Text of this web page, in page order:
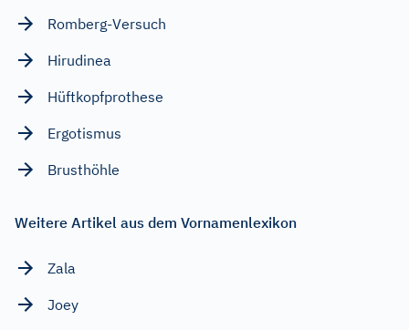
Romberg-Versuch
Hirudinea
Hüftkopfprothese
Ergotismus
Brusthöhle
Weitere Artikel aus dem Vornamenlexikon
Zala
Joey